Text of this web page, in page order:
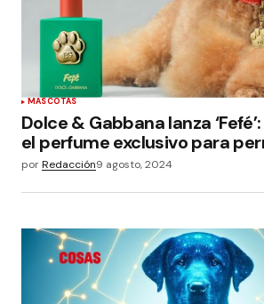
MASCOTAS
Dolce & Gabbana lanza
el perfume exclusivo para
porRedacción9 agosto, 2024